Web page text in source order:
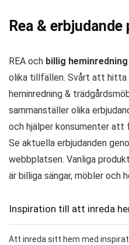
Rea &
REA och billig heminredning
olika tillfällen. Svårt att hitta
heminredning &
sammanställer olika
och hjälper konsumenter att
Se aktuella erbjudanden
webbplatsen. Vanliga
är billiga sängar, möbler och
Inspiration till att inreda
Att inreda sitt hem med